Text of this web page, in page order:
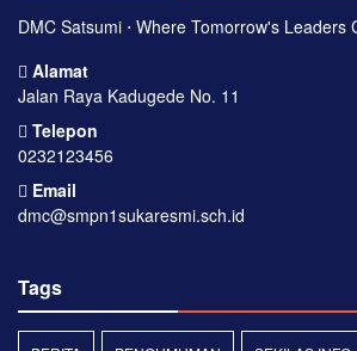
DMC Satsumi ⋅ Where Tomorrow's Leaders
Alamat
Jalan Raya Kadugede No. 11
Telepon
0232123456
Email
dmc@smpn1sukaresmi.sch.id
Tags